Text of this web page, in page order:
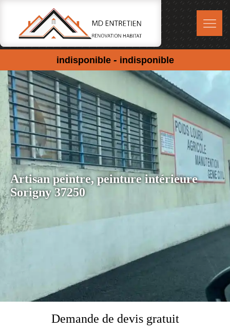
indisponible - indisponible
Artisan peintre, peinture intérieure
Sorigny 37250
Demande de devis gratuit